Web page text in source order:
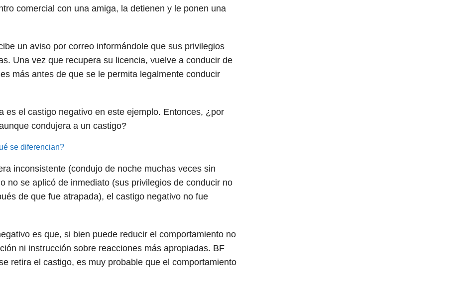
comercial con una amiga, la detienen y le ponen una
un aviso por correo informándole que sus privilegios
Una vez que recupera su licencia, vuelve a conducir de
más antes de que se le permita legalmente conducir
es el castigo negativo en este ejemplo. Entonces, ¿por
condujera a un castigo?
se diferencian?
inconsistente (condujo de noche muchas veces sin
no se aplicó de inmediato (sus privilegios de conducir no
de que fue atrapada), el castigo negativo no fue
es que, si bien puede reducir el comportamiento no
ni instrucción sobre reacciones más apropiadas. BF
retira el castigo, es muy probable que el comportamiento